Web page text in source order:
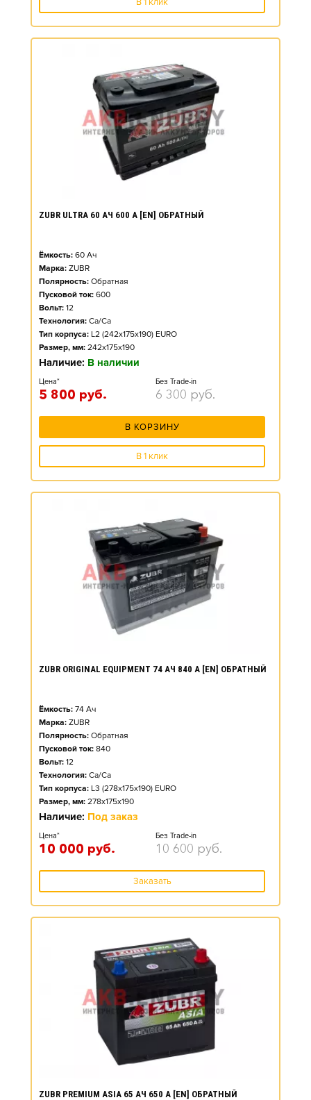
ZUBR ULTRA 60 АЧ 600 А [EN] ОБРАТНЫЙ
Ёмкость: 60 Ач
Марка: ZUBR
Полярность: Обратная
Пусковой ток: 600
Вольт: 12
Технология: Ca/Ca
Тип корпуса: L2 (242x175x190) EURO
Размер, мм: 242x175x190
Наличие: В наличии
Цена*
5 800 руб.
Без Trade-in
6 300 руб.
В КОРЗИНУ
В 1 клик
ZUBR ORIGINAL EQUIPMENT 74 АЧ 840 А [EN] ОБРАТНЫЙ
Ёмкость: 74 Ач
Марка: ZUBR
Полярность: Обратная
Пусковой ток: 840
Вольт: 12
Технология: Ca/Ca
Тип корпуса: L3 (278x175x190) EURO
Размер, мм: 278x175x190
Наличие: Под заказ
Цена*
10 000 руб.
Без Trade-in
10 600 руб.
Заказать
ZUBR PREMIUM ASIA 65 АЧ 650 А [EN] ОБРАТНЫЙ